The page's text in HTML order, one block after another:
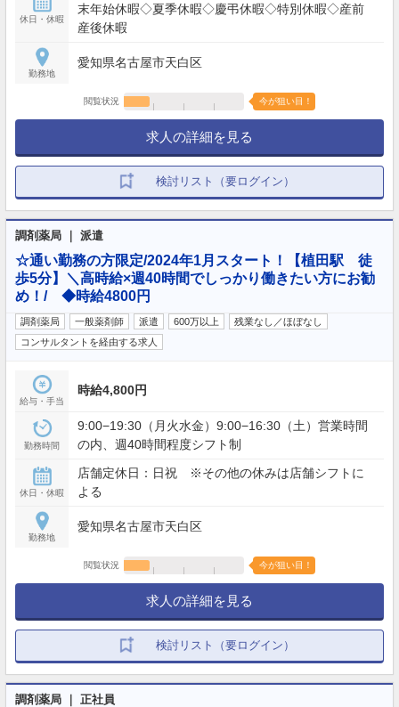
休日・休暇
末年始休暇◇夏季休暇◇慶弔休暇◇特別休暇◇産前
産後休暇
勤務地
愛知県名古屋市天白区
閲覧状況 今が狙い目！
求人の詳細を見る
検討リスト（要ログイン）
調剤薬局 ｜ 派遣
☆通い勤務の方限定/2024年1月スタート！【植田駅 徒
歩5分】＼高時給×週40時間でしっかり働きたい方にお勧
め！/ ◆時給4800円
調剤薬局 一般薬剤師 派遣 600万以上
残業なし／ほぼなし
コンサルタントを経由する求人
給与・手当
時給4,800円
勤務時間
9:00−19:30（月火水金）9:00−16:30（土）営業時間
の内、週40時間程度シフト制
休日・休暇
店舗定休日：日祝 ※その他の休みは店舗シフトに
よる
勤務地
愛知県名古屋市天白区
閲覧状況 今が狙い目！
求人の詳細を見る
検討リスト（要ログイン）
調剤薬局 ｜ 正社員